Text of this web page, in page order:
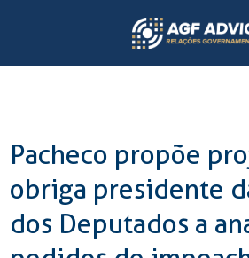
Pacheco propõe
obriga presidente
dos Deputados a